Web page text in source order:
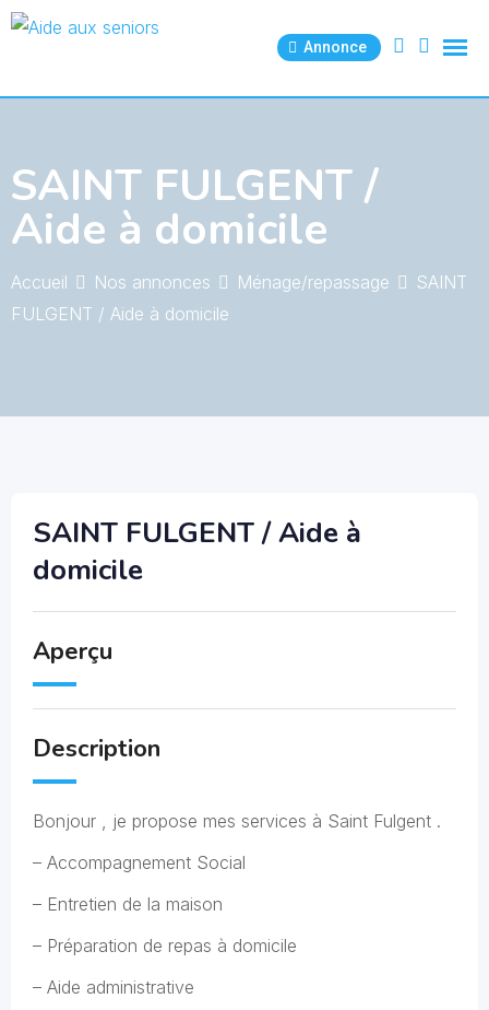
Skip
Annonce
SAINT FULGENT /
Aide à domicile
Accueil Nos annonces Ménage/repassage
SAINT
FULGENT / Aide à domicile
SAINT FULGENT / Aide à
domicile
Aperçu
Description
Bonjour , je propose mes services à Saint Fulgent .
– Accompagnement Social
– Entretien de la maison
– Préparation de repas à domicile
– Aide administrative